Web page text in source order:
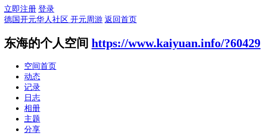
立即注册 登录
德国开元华人社区 开元周游 返回首页
东海的个人空间 https://www.kaiyuan.info/?60429
空间首页
动态
记录
日志
相册
主题
分享